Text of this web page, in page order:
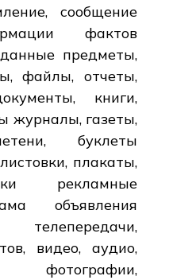
сообщение
фактов
предметы,
файлы, отчеты,
книги,
журналы, газеты,
буклеты
плакаты,
рекламные
объявления
видео, аудио,